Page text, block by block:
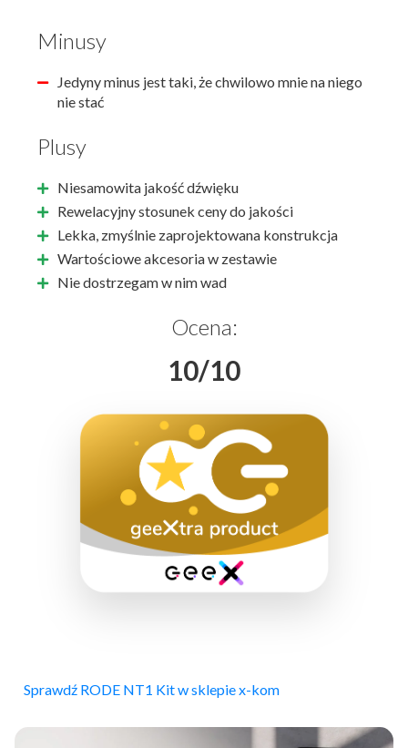
Minusy
Jedyny minus jest taki, że chwilowo mnie na niego
nie stać
Plusy
Niesamowita jakość dźwięku
Rewelacyjny stosunek ceny do jakości
Lekka, zmyślnie zaprojektowana konstrukcja
Wartościowe akcesoria w zestawie
Nie dostrzegam w nim wad
Ocena:
10/10
Sprawdź RODE NT1 Kit w sklepie x-kom